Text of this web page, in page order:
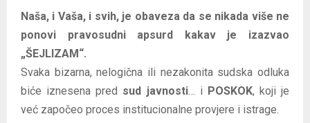
Naša, i Vaša, i svih, je obaveza da se nikada više ne
ponovi pravosudni apsurd kakav je izazvao
„ŠEJLIZAM“.
Svaka bizarna, nelogična ili nezakonita sudska odluka
biće iznesena pred sud javnosti… i POSKOK, koji je
već započeo proces institucionalne provjere i istrage.